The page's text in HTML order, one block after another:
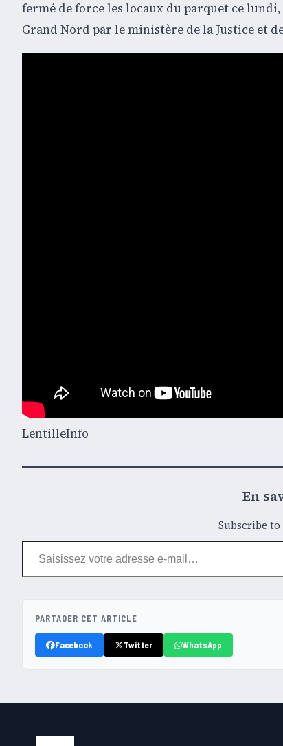
fermé de force les locaux du parquet ce
Grand Nord par le ministère de la Justice et
LentilleInfo
En
Subscribe
Saisissez votre adresse e-mail…
PARTAGER CET ARTICLE
Facebook Twitter WhatsApp